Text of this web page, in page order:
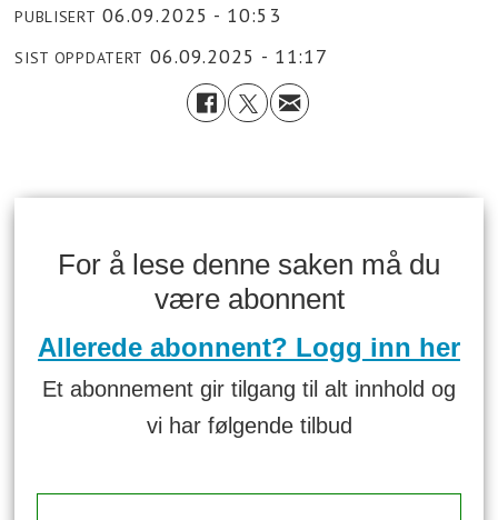
PUBLISERT 06.09.2025 - 10:53
SIST OPPDATERT 06.09.2025 - 11:17
For å lese denne saken må du
være abonnent
Allerede abonnent? Logg inn her
Et abonnement gir tilgang til alt innhold og
vi har følgende tilbud